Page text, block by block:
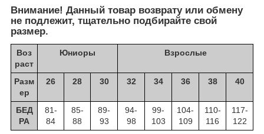
Внимание! Данный товар возврату или обмену
не подлежит, тщательно подбирайте свой
размер.
Воз
раст
Юниоры Взрослые
Разм
ер
26 28 30 32 34 36 38 40
БЕД
РА
81-
84
85-
88
89-
93
94-
98
99-
103
104-
109
110-
116
117-
122